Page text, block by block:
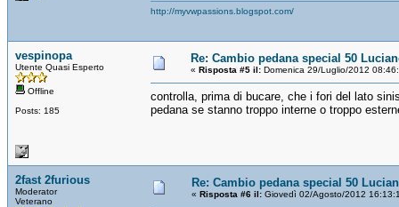
http://myvwpassions.blogspot.com/
vespinopa
Utente Quasi Esperto
Offline
Posts: 185
Re: Cambio pedana special 50
« Risposta #5 il: Domenica 29/Luglio/2012
controlla, prima di bucare, che i fori del lato
pedana se stanno troppo interne o troppo
2fast 2furious
Moderator
Veterano
Re: Cambio pedana special 50
« Risposta #6 il: Giovedì 02/Agosto/2012